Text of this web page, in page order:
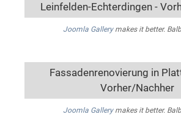
Leinfelden-Echterdingen -
Joomla Gallerymakes it better.
Fassadenrenovierung in
Vorher/Nachher
Joomla Gallerymakes it better.